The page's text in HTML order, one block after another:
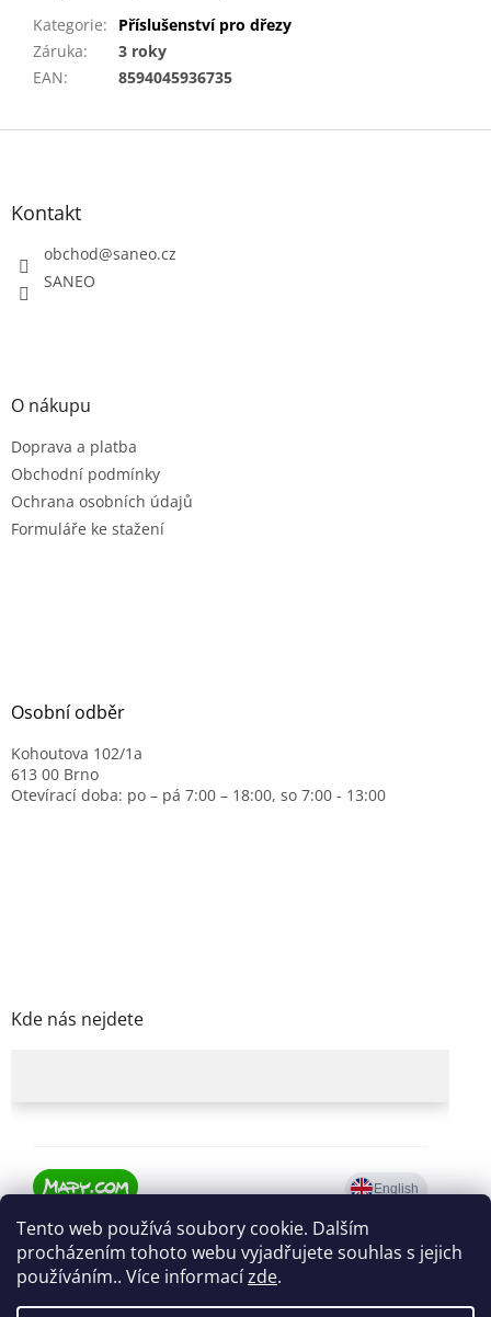
Tento web používá soubory cookie. Dalším
procházením tohoto webu vyjadřujete souhlas s jejich
používáním.. Více informacízde.
Kategorie:
Příslušenství pro dřezy
Záruka:
3 roky
EAN: 8594045936735
Z
Kontakt
obchod@saneo.cz
SANEO
O nákupu
Doprava a platba
Obchodní podmínky
Ochrana osobních údajů
Formuláře ke stažení
Osobní odběr
Kohoutova 102/1a
613 00 Brno
Otevírací doba: po – pá 7:00 – 18:00, so 7:00 - 13:00
Kde nás nejdete